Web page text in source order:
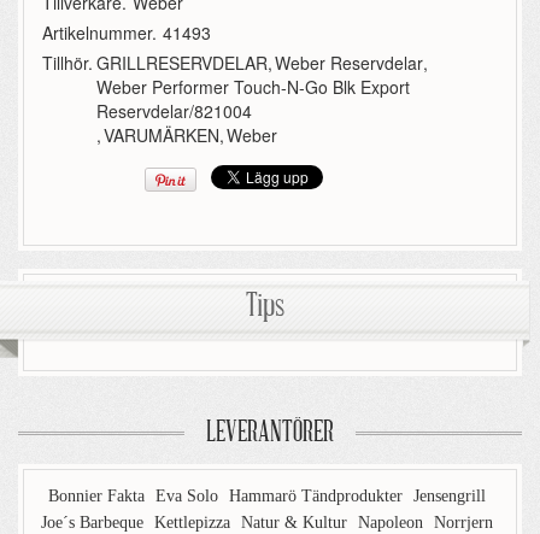
Artikelnummer. 41493
Tillhör. GRILLRESERVDELAR,Weber Reservdelar,
Weber Performer Touch-N-Go Blk Export
Reservdelar/821004
,VARUMÄRKEN,Weber
Tips
LEVERANTÖRER
Bonnier Fakta Eva Solo Hammarö Tändprodukter Jensengrill
Joe´s Barbeque Kettlepizza Natur & Kultur Napoleon Norrjern